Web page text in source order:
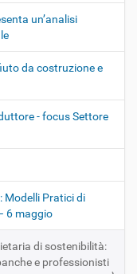
un’analisi
da costruzione e
- focus Settore
Modelli Pratici di
6 maggio
di sostenibilità:
e professionisti